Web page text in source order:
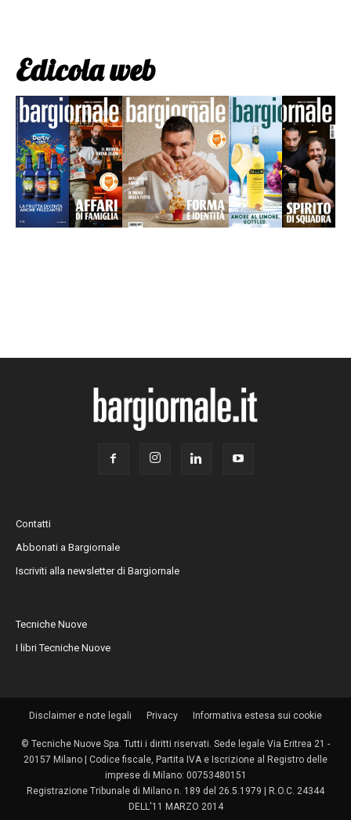
Edicola web
Contatti
Abbonati a Bargiornale
Iscriviti alla newsletter di Bargiornale
Tecniche Nuove
I libri Tecniche Nuove
Disclaimer e note legali Privacy Informativa estesa sui cookie
© Tecniche Nuove Spa. Tutti i diritti riservati. Sede legale Via Eritrea 21 -
20157 Milano | Codice fiscale, Partita IVA e Iscrizione al Registro delle
imprese di Milano: 00753480151
Registrazione Tribunale di Milano n. 189 del 26.5.1979 | R.O.C. 24344
DELL'11 MARZO 2014